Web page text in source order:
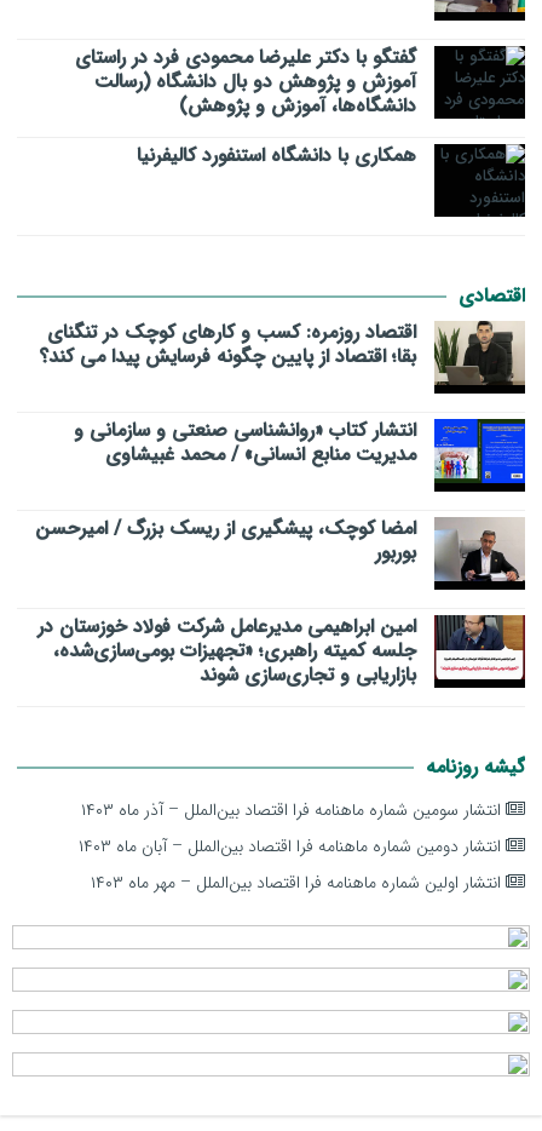
گفتگو با دکتر علیرضا محمودی فرد در راستای
آموزش و پژوهش دو بال دانشگاه (رسالت
دانشگاه‌ها، آموزش و پژوهش)
همکاری با دانشگاه استنفورد کالیفرنیا
اقتصادی
اقتصاد روزمره: کسب‌ و کارهای کوچک در تنگنای
بقا؛ اقتصاد از پایین چگونه فرسایش پیدا می کند؟
انتشار کتاب «روانشناسی صنعتی و سازمانی و
مدیریت منابع انسانی» / محمد غبیشاوی
امضا کوچک، پیشگیری از ریسک بزرگ / امیرحسن
بوربور
امین ابراهیمی مدیرعامل شرکت فولاد خوزستان در
جلسه کمیته راهبری؛ «تجهیزات بومی‌سازی‌شده،
بازاریابی و تجاری‌سازی شوند
گیشه روزنامه
انتشار سومین شماره ماهنامه فرا اقتصاد بین‌الملل – آذر ماه ۱۴۰۳
انتشار دومین شماره ماهنامه فرا اقتصاد بین‌الملل – آبان ماه ۱۴۰۳
انتشار اولین شماره ماهنامه فرا اقتصاد بین‌الملل – مهر ماه ۱۴۰۳